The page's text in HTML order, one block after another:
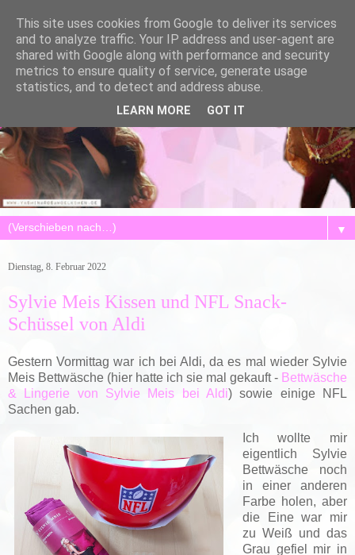
▼
Dienstag, 8. Februar 2022
Sylvie Meis Kissen und NFL Snack-
Schüssel von Aldi
Gestern Vormittag war ich bei Aldi, da es mal wieder Sylvie
Meis Bettwäsche (hier hatte ich sie mal gekauft - Bettwäsche
& Lingerie von Sylvie Meis bei Aldi) sowie einige NFL
Sachen gab.
Ich wollte mir
eigentlich Sylvie
Bettwäsche noch
in einer anderen
Farbe holen, aber
die Eine war mir
zu Weiß und das
Grau gefiel mir in
This site uses cookies from Google to deliver its services
and to analyze traffic. Your IP address and user-agent are
shared with Google along with performance and security
metrics to ensure quality of service, generate usage
statistics, and to detect and address abuse.
LEARN MORE GOT IT